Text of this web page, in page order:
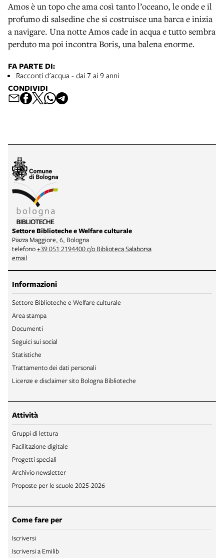
Amos è un topo che ama così tanto l’oceano, le onde e il
profumo di salsedine che si costruisce una barca e inizia
a navigare. Una notte Amos cade in acqua e tutto sembra
perduto ma poi incontra Boris, una balena enorme.
FA PARTE DI:
Racconti d'acqua - dai 7 ai 9 anni
CONDIVIDI
Settore Biblioteche e Welfare culturale
Piazza Maggiore, 6, Bologna
telefono+39 051 2194400 c/o Biblioteca Salaborsa
email
Informazioni
Settore Biblioteche e Welfare culturale
Area stampa
Documenti
Seguici sui social
Statistiche
Trattamento dei dati personali
Licenze e disclaimer sito Bologna Biblioteche
Attività
Gruppi di lettura
Facilitazione digitale
Progetti speciali
Archivio newsletter
Proposte per le scuole 2025-2026
Come fare per
Iscriversi
Iscriversi a Emilib